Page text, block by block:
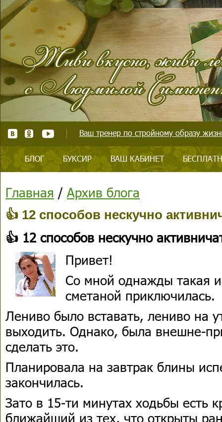
Ваш тренер по стройному образу
БЛОГ БУКСИР ВАШ КАБИНЕТ
Главная / Архив блога
👍 12 способов нескучно
👍 12 способов нескучно
Привет!
Со мной однажды такая
сметаной приключилась.
Лениво было вставать, лениво на
выходить. Однако, была внешне-
сделать это.
Планировала на завтрак блины
закончилась.
Зато в 15-ти минутах ходьбы есть
ближайший из тех, что открыты